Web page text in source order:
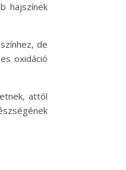
hajszínek
de
oxidáció
attól